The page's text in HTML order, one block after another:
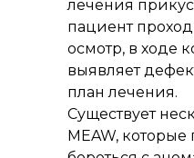
лечения
пациент
осмотр, в ходе
выявляет
план лечения.
Существует
MEAW, которые